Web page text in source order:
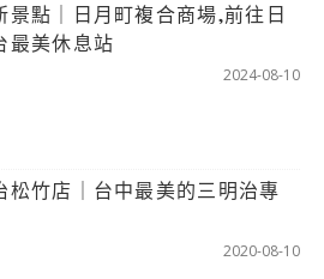
景點｜日月町複合商場,前往日
最美休息站
2024-08-10
松竹店｜台中最美的三明治專
2020-08-10